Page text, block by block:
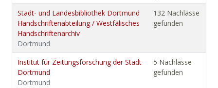
Stadt- und Landesbibliothek Dortmund
Handschriftenabteilung / Westfälisches
Handschriftenarchiv
Dortmund
132 Nachlässe
gefunden
Institut für Zeitungsforschung der Stadt
Dortmund
Dortmund
5 Nachlässe
gefunden